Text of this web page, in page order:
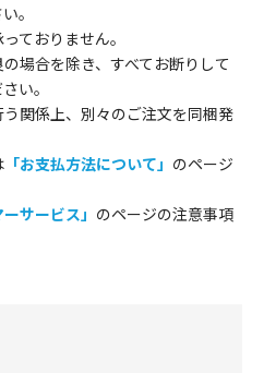
。
ておりません。
場合を除き、すべてお断りして
い。
関係上、別々のご注文を同梱発
「お支払方法について」 のページ
ーサービス」 のページの注意事項